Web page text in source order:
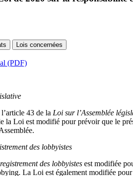
Lois concernées
(PDF)
43 de la Loi sur l’Assemblée
la Loi est modifié pour prévoir que le
des lobbyistes
des lobbyistes est modifiée
La Loi est également modifiée